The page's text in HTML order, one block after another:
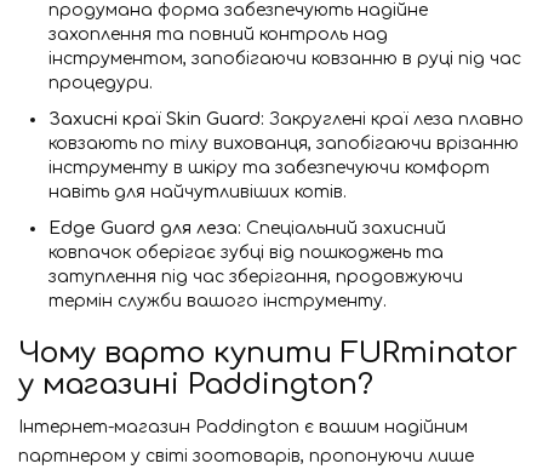
продумана форма забезпечують надійне
захоплення та повний контроль над
інструментом, запобігаючи ковзанню в руці під час
процедури.
Захисні краї Skin Guard: Закруглені краї леза плавно
ковзають по тілу вихованця, запобігаючи врізанню
інструменту в шкіру та забезпечуючи комфорт
навіть для найчутливіших котів.
Edge Guard для леза: Спеціальний захисний
ковпачок оберігає зубці від пошкоджень та
затуплення під час зберігання, продовжуючи
термін служби вашого інструменту.
Чому варто купити FURminator
у магазині Paddington?
Інтернет-магазин Paddington є вашим надійним
партнером у світі зоотоварів, пропонуючи лише